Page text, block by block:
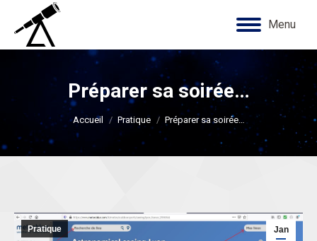
Menu
Préparer sa soirée…
Vous êtes ici :
Accueil Pratique Préparer sa soirée…
Jan
Pratique